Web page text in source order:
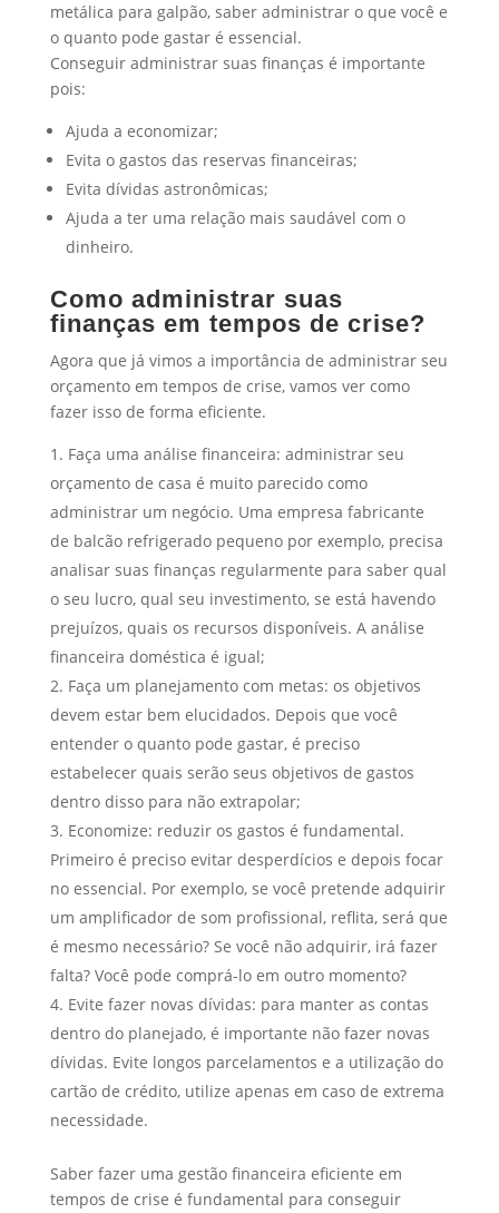
metálica para galpão, saber administrar o que você e
o quanto pode gastar é essencial.
Conseguir administrar suas finanças é importante
pois:
Ajuda a economizar;
Evita o gastos das reservas financeiras;
Evita dívidas astronômicas;
Ajuda a ter uma relação mais saudável com o
dinheiro.
Como administrar suas
finanças em tempos de crise?
Agora que já vimos a importância de administrar seu
orçamento em tempos de crise, vamos ver como
fazer isso de forma eficiente.
Faça uma análise financeira: administrar seu
orçamento de casa é muito parecido como
administrar um negócio. Uma empresa fabricante
de balcão refrigerado pequeno por exemplo, precisa
analisar suas finanças regularmente para saber qual
o seu lucro, qual seu investimento, se está havendo
prejuízos, quais os recursos disponíveis. A análise
financeira doméstica é igual;
Faça um planejamento com metas: os objetivos
devem estar bem elucidados. Depois que você
entender o quanto pode gastar, é preciso
estabelecer quais serão seus objetivos de gastos
dentro disso para não extrapolar;
Economize: reduzir os gastos é fundamental.
Primeiro é preciso evitar desperdícios e depois focar
no essencial. Por exemplo, se você pretende adquirir
um amplificador de som profissional, reflita, será que
é mesmo necessário? Se você não adquirir, irá fazer
falta? Você pode comprá-lo em outro momento?
Evite fazer novas dívidas: para manter as contas
dentro do planejado, é importante não fazer novas
dívidas. Evite longos parcelamentos e a utilização do
cartão de crédito, utilize apenas em caso de extrema
necessidade.
Saber fazer uma gestão financeira eficiente em
tempos de crise é fundamental para conseguir